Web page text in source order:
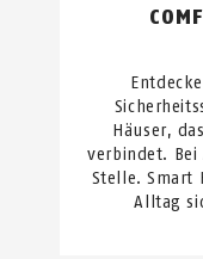
Häuser,
verbindet. Bei
Stelle. Smart
Alltag